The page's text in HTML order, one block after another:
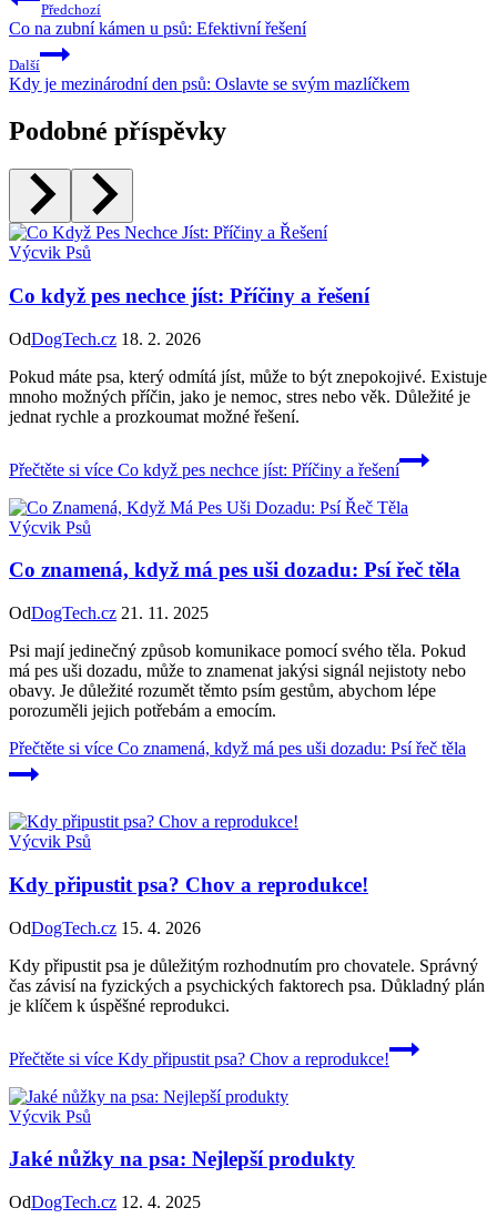
Předchozí
Co na zubní kámen u psů: Efektivní řešení
Další
Kdy je mezinárodní den psů: Oslavte se svým mazlíčkem
Podobné příspěvky
Výcvik Psů
Co když pes nechce jíst: Příčiny a řešení
OdDogTech.cz 18. 2. 2026
Pokud máte psa, který odmítá jíst, může to být znepokojivé. Existuje
mnoho možných příčin, jako je nemoc, stres nebo věk. Důležité je
jednat rychle a prozkoumat možné řešení.
Přečtěte si více Co když pes nechce jíst: Příčiny a řešení
Výcvik Psů
Co znamená, když má pes uši dozadu: Psí řeč těla
OdDogTech.cz 21. 11. 2025
Psi mají jedinečný způsob komunikace pomocí svého těla. Pokud
má pes uši dozadu, může to znamenat jakýsi signál nejistoty nebo
obavy. Je důležité rozumět těmto psím gestům, abychom lépe
porozuměli jejich potřebám a emocím.
Přečtěte si více Co znamená, když má pes uši dozadu: Psí řeč těla
Výcvik Psů
Kdy připustit psa? Chov a reprodukce!
OdDogTech.cz 15. 4. 2026
Kdy připustit psa je důležitým rozhodnutím pro chovatele. Správný
čas závisí na fyzických a psychických faktorech psa. Důkladný plán
je klíčem k úspěšné reprodukci.
Přečtěte si více Kdy připustit psa? Chov a reprodukce!
Výcvik Psů
Jaké nůžky na psa: Nejlepší produkty
OdDogTech.cz 12. 4. 2025